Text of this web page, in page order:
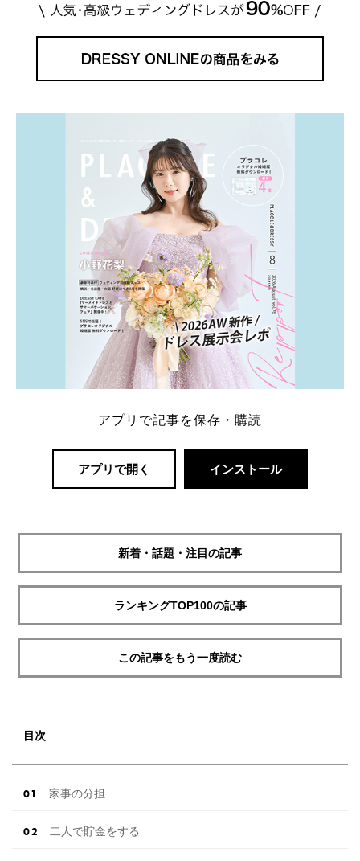
アプリで記事を保存・購読
アプリで開く インストール
新着・話題・注目の記事
ランキングTOP100の記事
この記事をもう一度読む
目次
家事の分担
二人で貯金をする